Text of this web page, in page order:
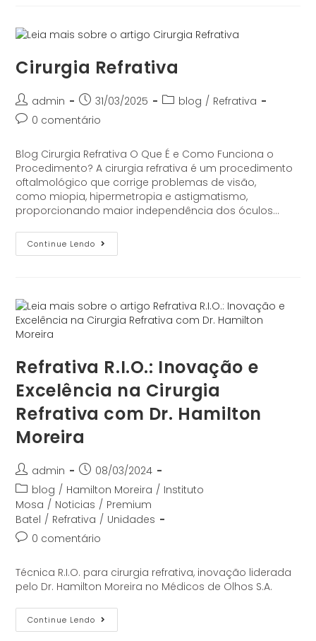
Cirurgia Refrativa
admin 31/03/2025 blog / Refrativa
0 comentário
Blog Cirurgia Refrativa O Que É e Como Funciona o
Procedimento? A cirurgia refrativa é um procedimento
oftalmológico que corrige problemas de visão,
como miopia, hipermetropia e astigmatismo,
proporcionando maior independência dos óculos…
Continue Lendo
Refrativa R.I.O.: Inovação e
Excelência na Cirurgia
Refrativa com Dr. Hamilton
Moreira
admin
08/03/2024
blog / Hamilton Moreira / Instituto
Mosa / Noticias / Premium
Batel / Refrativa / Unidades
0 comentário
Técnica R.I.O. para cirurgia refrativa, inovação liderada
pelo Dr. Hamilton Moreira no Médicos de Olhos S.A.
Continue Lendo